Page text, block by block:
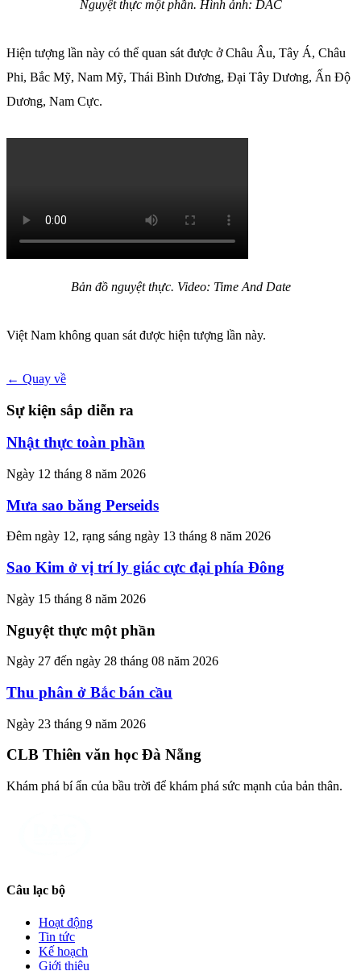
Nguyệt thực một phần. Hình ảnh: DAC
Hiện tượng lần này có thể quan sát được ở Châu Âu, Tây Á, Châu
Phi, Bắc Mỹ, Nam Mỹ, Thái Bình Dương, Đại Tây Dương, Ấn Độ
Dương, Nam Cực.
Bản đồ nguyệt thực. Video: Time And Date
Việt Nam không quan sát được hiện tượng lần này.
← Quay về
Sự kiện sắp diễn ra
Nhật thực toàn phần
Ngày 12 tháng 8 năm 2026
Mưa sao băng Perseids
Đêm ngày 12, rạng sáng ngày 13 tháng 8 năm 2026
Sao Kim ở vị trí ly giác cực đại phía Đông
Ngày 15 tháng 8 năm 2026
Nguyệt thực một phần
Ngày 27 đến ngày 28 tháng 08 năm 2026
Thu phân ở Bắc bán cầu
Ngày 23 tháng 9 năm 2026
CLB Thiên văn học Đà Nẵng
Khám phá bí ẩn của bầu trời để khám phá sức mạnh của bản thân.
Câu lạc bộ
Hoạt động
Tin tức
Kế hoạch
Giới thiệu